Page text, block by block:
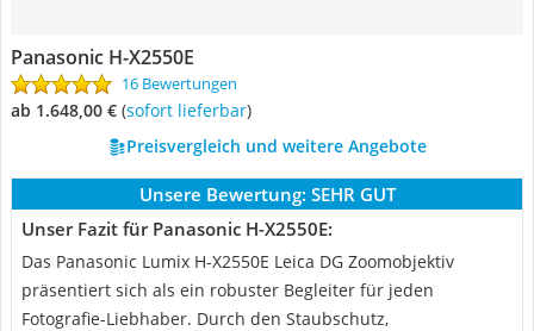
Panasonic H-X2550E
16 Bewertungen
ab 1.648,00 € ( Sofort lieferbar)
Preisvergleich und weitere Angebote
Unsere Bewertung: SEHR GUT
Unser Fazit für Panasonic H-X2550E:
Das Panasonic Lumix H-X2550E Leica DG Zoomobjektiv
präsentiert sich als ein robuster Begleiter für jeden
Fotografie-Liebhaber. Durch den Staubschutz,